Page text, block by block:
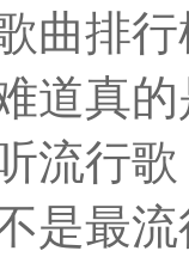
曲排
道真
流行
是最